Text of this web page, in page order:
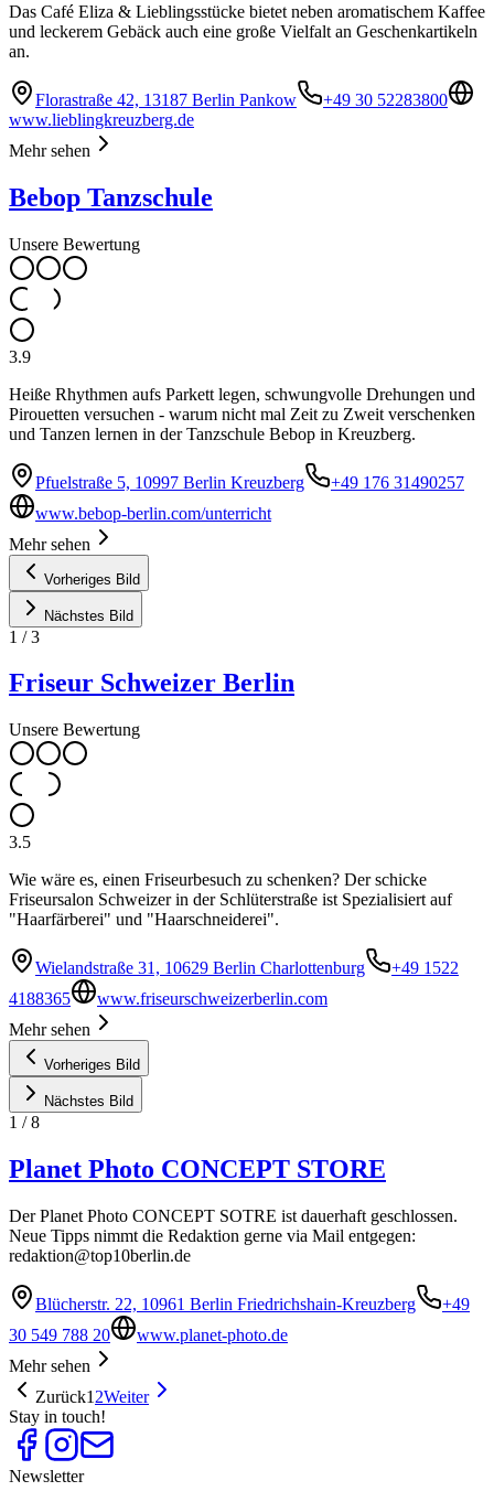
Das Café Eliza & Lieblingsstücke bietet neben aromatischem Kaffee
und leckerem Gebäck auch eine große Vielfalt an Geschenkartikeln
an.
Florastraße 42, 13187 Berlin Pankow
+49 30 52283800
www.lieblingkreuzberg.de
Mehr sehen
Bebop Tanzschule
Unsere Bewertung
3.9
Heiße Rhythmen aufs Parkett legen, schwungvolle Drehungen und
Pirouetten versuchen - warum nicht mal Zeit zu Zweit verschenken
und Tanzen lernen in der Tanzschule Bebop in Kreuzberg.
Pfuelstraße 5, 10997 Berlin Kreuzberg
+49 176 31490257
www.bebop-berlin.com/unterricht
Mehr sehen
Vorheriges Bild
Nächstes Bild
1 /3
Friseur Schweizer Berlin
Unsere Bewertung
3.5
Wie wäre es, einen Friseurbesuch zu schenken? Der schicke
Friseursalon Schweizer in der Schlüterstraße ist Spezialisiert auf
"Haarfärberei" und "Haarschneiderei".
Wielandstraße 31, 10629 Berlin Charlottenburg
+49 1522
4188365
www.friseurschweizerberlin.com
Mehr sehen
Vorheriges Bild
Nächstes Bild
1 /8
Planet Photo CONCEPT STORE
Der Planet Photo CONCEPT SOTRE ist dauerhaft geschlossen.
Neue Tipps nimmt die Redaktion gerne via Mail entgegen:
redaktion@top10berlin.de
Blücherstr. 22, 10961 Berlin Friedrichshain-Kreuzberg
+49
30 549 788 20
www.planet-photo.de
Mehr sehen
Zurück1 2Weiter
Stay in touch!
Newsletter